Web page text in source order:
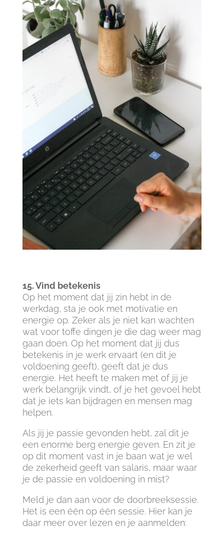
15. Vind betekenis
Op het moment dat jij zin hebt in de
werkdag, sta je ook met motivatie en
energie op. Zeker als je niet kan wachten
wat voor toffe dingen je die dag weer mag
gaan doen. Op het moment dat jij dus
betekenis in je werk ervaart (en dit je
voldoening geeft), geeft dat je dus
energie. Het heeft te maken met of jij je
werk belangrijk vindt, of je het gevoel hebt
dat je iets kan bijdragen en mensen mag
helpen.
Als jij je passie gevonden hebt, zal dit je
een enorme berg energie geven. En zit je
op dit moment vast in je baan wat je wel
de zekerheid geeft van salaris, maar waar
je de passie en voldoening in mist?
Meld je dan aan voor de doorbreeksessie.
Het is een één op één sessie. Hier kan je
daar meer over lezen en je aanmelden: